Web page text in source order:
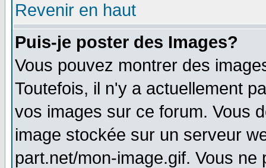
Revenir en haut
Puis-je poster des Images?
Vous pouvez montrer des
Toutefois, il n'y a actuellement
vos images sur ce forum. Vous
image stockée sur un serveur
part.net/mon-image.gif. Vous